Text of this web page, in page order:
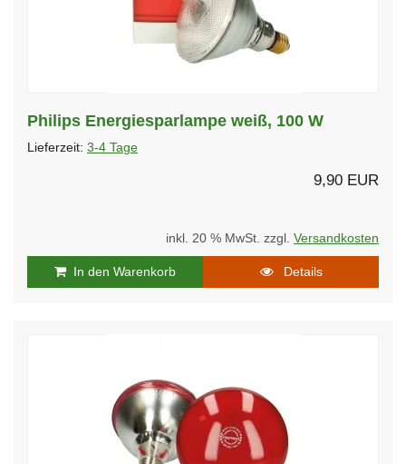
Philips Energiesparlampe weiß, 100 W
Lieferzeit: 3-4 Tage
9,90 EUR
inkl. 20 % MwSt. zzgl. Versandkosten
In den Warenkorb Details